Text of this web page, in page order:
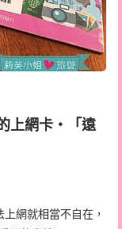
上網卡‧「遠
網就相當不自在，